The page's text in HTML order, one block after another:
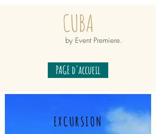
CUBA
by Event Premiere.
PAGE d'accueil
EXCURSION